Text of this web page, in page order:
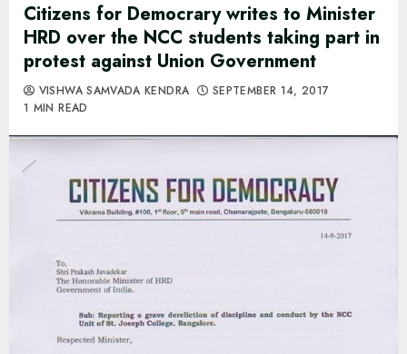
Citizens for Democrary writes to Minister
HRD over the NCC students taking part in
protest against Union Government
VISHWA SAMVADA KENDRA
SEPTEMBER 14, 2017
1 MIN READ